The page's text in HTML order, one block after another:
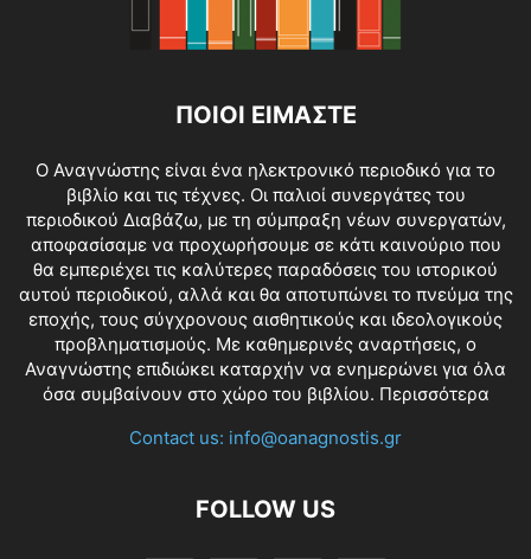
ΠΟΙΟΙ ΕΙΜΑΣΤΕ
O Αναγνώστης είναι ένα ηλεκτρονικό περιοδικό για το
βιβλίο και τις τέχνες. Οι παλιοί συνεργάτες του
περιοδικού Διαβάζω, με τη σύμπραξη νέων συνεργατών,
αποφασίσαμε να προχωρήσουμε σε κάτι καινούριο που
θα εμπεριέχει τις καλύτερες παραδόσεις του ιστορικού
αυτού περιοδικού, αλλά και θα αποτυπώνει το πνεύμα της
εποχής, τους σύγχρονους αισθητικούς και ιδεολογικούς
προβληματισμούς. Με καθημερινές αναρτήσεις, ο
Αναγνώστης επιδιώκει καταρχήν να ενημερώνει για όλα
όσα συμβαίνουν στο χώρο του βιβλίου. Περισσότερα
Contact us: info@oanagnostis.gr
FOLLOW US